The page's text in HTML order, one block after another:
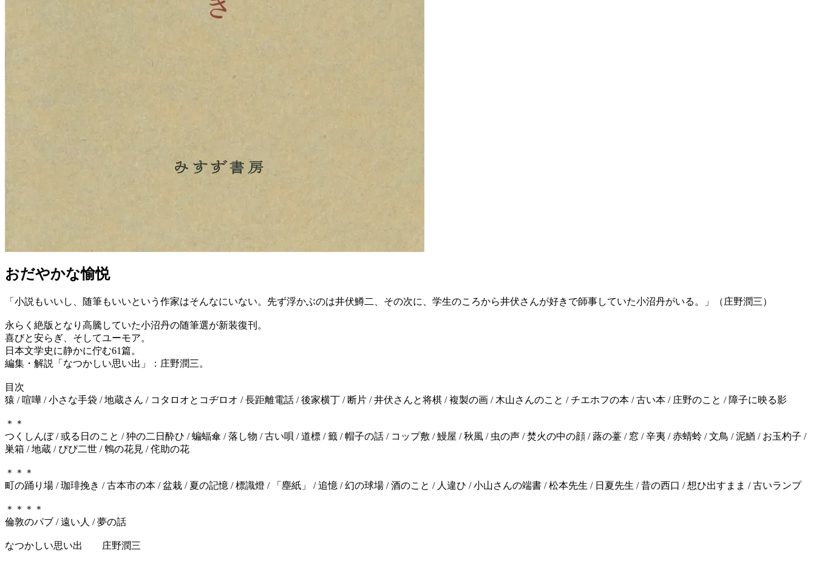
おだやかな愉悦
「小説もいいし、随筆もいいという作家はそんなにいない。先ず浮かぶのは井伏鱒二、その次に、学生のころから井伏さんが好きで師事していた小沼丹がいる。」（庄野潤三）
永らく絶版となり高騰していた小沼丹の随筆選が新装復刊。
喜びと安らぎ、そしてユーモア。
日本文学史に静かに佇む61篇。
編集・解説「なつかしい思い出」：庄野潤三。
目次
猿 / 喧嘩 / 小さな手袋 / 地蔵さん / コタロオとコヂロオ / 長距離電話 / 後家横丁 / 断片 / 井伏さんと将棋 / 複製の画 / 木山さんのこと / チエホフの本 / 古い本 / 庄野のこと / 障子に映る影
＊＊
つくしんぼ / 或る日のこと / 狆の二日酔ひ / 蝙蝠傘 / 落し物 / 古い唄 / 道標 / 籤 / 帽子の話 / コップ敷 / 鰻屋 / 秋風 / 虫の声 / 焚火の中の顔 / 蕗の薹 / 窓 / 辛夷 / 赤蜻蛉 / 文鳥 / 泥鰌 / お玉杓子 /
巣箱 / 地蔵 / ぴぴ二世 / 鵯の花見 / 侘助の花
＊＊＊
町の踊り場 / 珈琲挽き / 古本市の本 / 盆栽 / 夏の記憶 / 標識燈 / 「塵紙」 / 追憶 / 幻の球場 / 酒のこと / 人違ひ / 小山さんの端書 / 松本先生 / 日夏先生 / 昔の西口 / 想ひ出すまま / 古いランプ
＊＊＊＊
倫敦のパブ / 遠い人 / 夢の話
なつかしい思い出 庄野潤三